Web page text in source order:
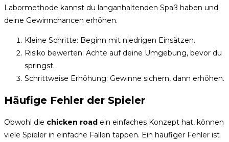
Labormethode kannst du langanhaltenden Spaß haben und
deine Gewinnchancen erhöhen.
Kleine Schritte: Beginn mit niedrigen Einsätzen.
Risiko bewerten: Achte auf deine Umgebung, bevor du
springst.
Schrittweise Erhöhung: Gewinne sichern, dann erhöhen.
Häufige Fehler der Spieler
Obwohl die chicken road ein einfaches Konzept hat, können
viele Spieler in einfache Fallen tappen. Ein häufiger Fehler ist